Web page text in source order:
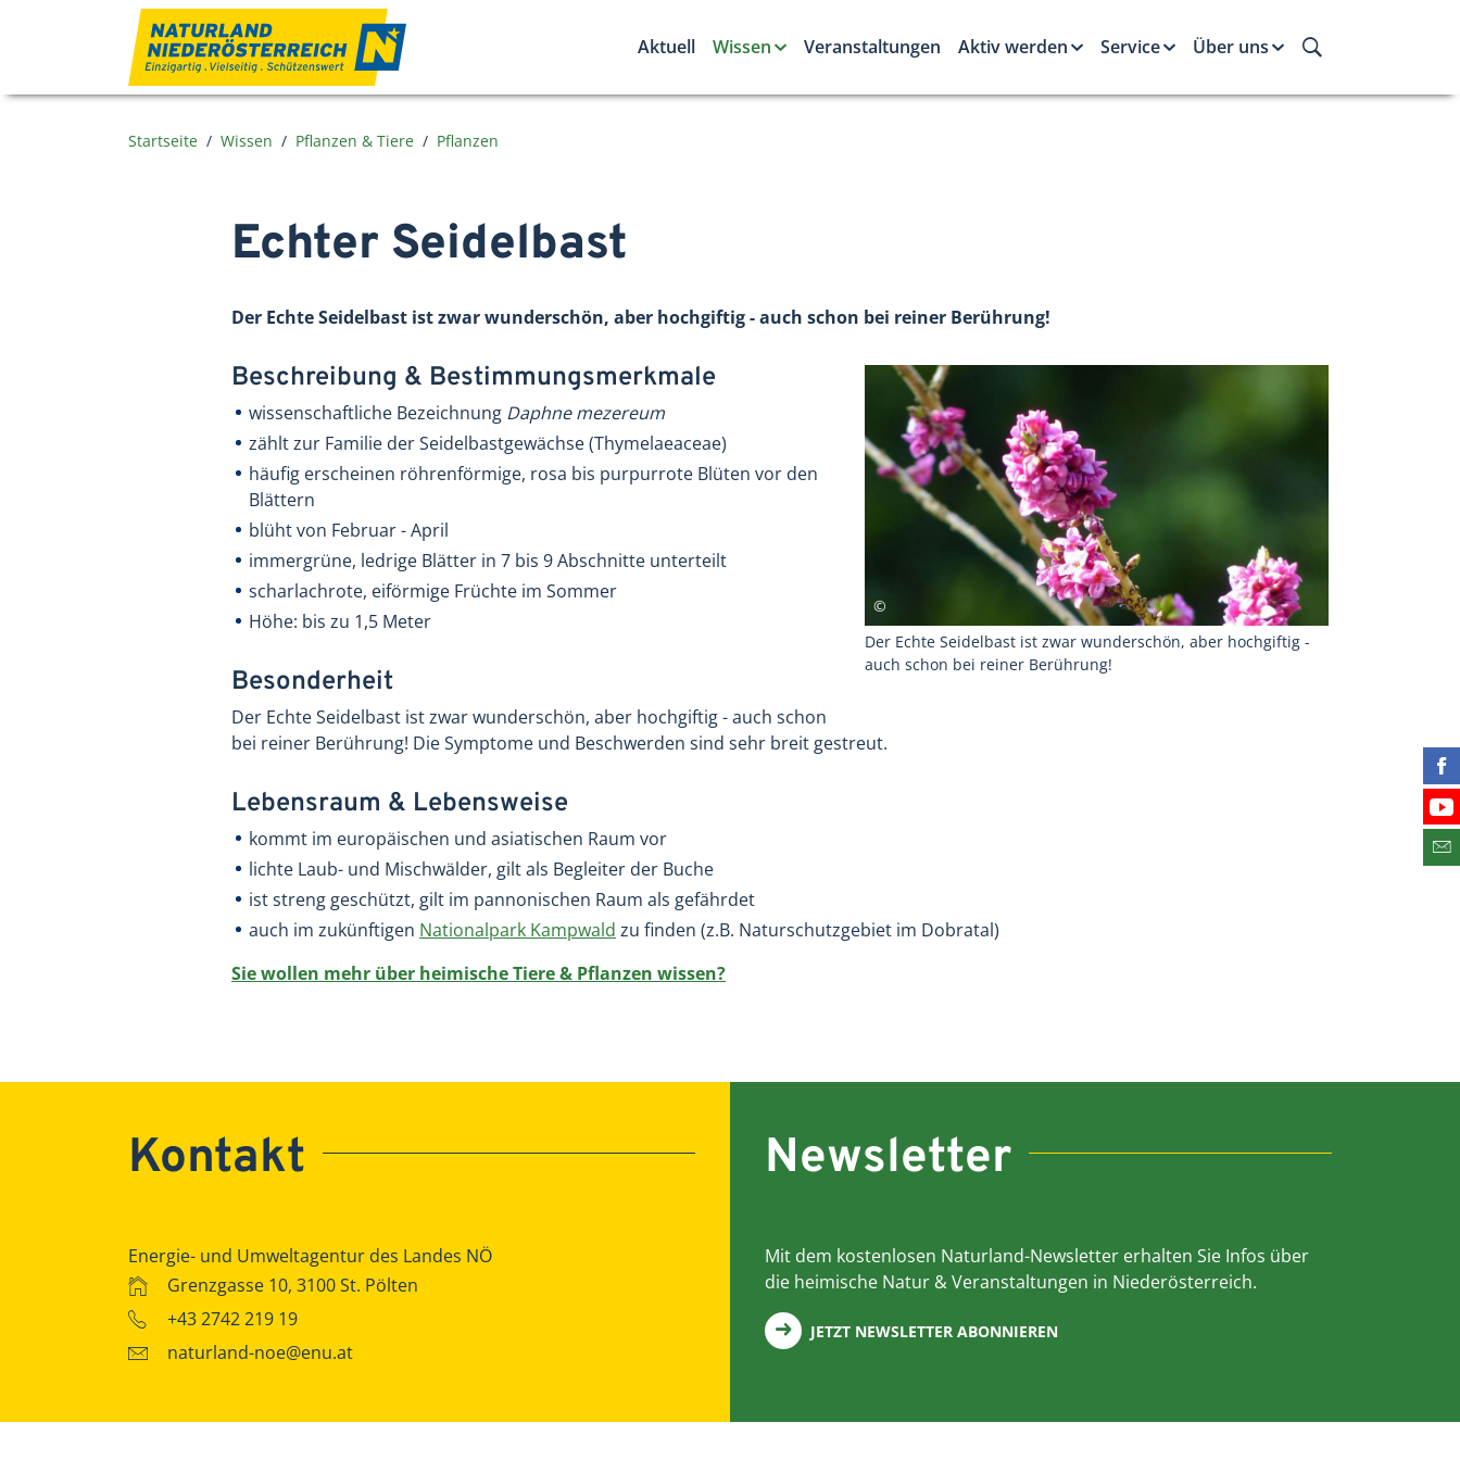
Aktuell
Wissen Veranstaltungen Aktiv werden Service Über uns
Startseite Wissen Pflanzen & Tiere Pflanzen
Echter Seidelbast
Der Echte Seidelbast ist zwar wunderschön, aber hochgiftig - auch schon bei reiner Berührung!
Der Echte Seidelbast ist zwar wunderschön, aber hochgiftig -
auch schon bei reiner Berührung!
Beschreibung & Bestimmungsmerkmale
wissenschaftliche Bezeichnung Daphne mezereum
zählt zur Familie der Seidelbastgewächse (Thymelaeaceae)
häufig erscheinen röhrenförmige, rosa bis purpurrote Blüten vor den
Blättern
blüht von Februar - April
immergrüne, ledrige Blätter in 7 bis 9 Abschnitte unterteilt
scharlachrote, eiförmige Früchte im Sommer
Höhe: bis zu 1,5 Meter
Besonderheit
Der Echte Seidelbast ist zwar wunderschön, aber hochgiftig - auch schon
bei reiner Berührung! Die Symptome und Beschwerden sind sehr breit gestreut.
Lebensraum & Lebensweise
kommt im europäischen und asiatischen Raum vor
lichte Laub- und Mischwälder, gilt als Begleiter der Buche
ist streng geschützt, gilt im pannonischen Raum als gefährdet
auch im zukünftigen Nationalpark Kampwald zu finden (z.B. Naturschutzgebiet im Dobratal)
Sie wollen mehr über heimische Tiere & Pflanzen wissen?
Newsletter
Mit dem kostenlosen Naturland-Newsletter erhalten Sie Infos über
die heimische Natur & Veranstaltungen in Niederösterreich.
JETZT NEWSLETTER ABONNIEREN
Kontakt
Energie- und Umweltagentur des Landes NÖ
Grenzgasse 10, 3100 St. Pölten
+43 2742 219 19
naturland-noe@enu.at